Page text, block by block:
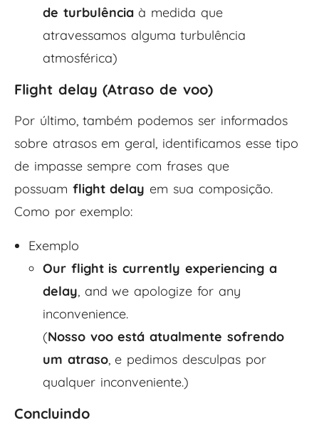
de turbulênciaà medida que
atravessamos alguma turbulência
atmosférica)
Flight delay (Atraso de voo)
Por último, também podemos ser informados
sobre atrasos em geral, identificamos esse tipo
de impasse sempre com frases que
possuam flight delay em sua composição.
Como por exemplo:
Exemplo
Our flight is currently experiencing a
delay, and we apologize for any
inconvenience.
(Nosso voo está atualmente sofrendo
um atraso, e pedimos desculpas por
qualquer inconveniente.)
Concluindo